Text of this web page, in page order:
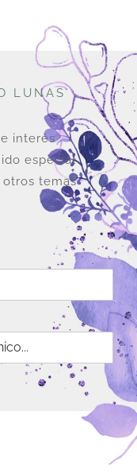
LUNAS
interés
especial
temas